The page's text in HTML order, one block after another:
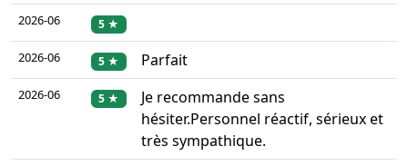
2026-06 5 ★
2026-06 5 ★ Parfait
2026-06 5 ★
Je recommande sans
hésiter.Personnel réactif, sérieux et
très sympathique.